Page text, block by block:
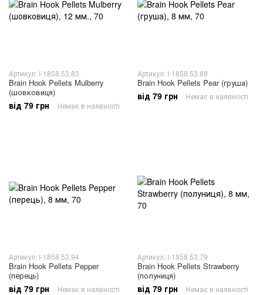
Артикул: I-1858.53.83
Brain Hook Pellets Mulberry
(шовковиця)
від 79 грн Немає в наявності
Артикул: I-1858.53.88
Brain Hook Pellets Pear (груша)
від 79 грн Немає в наявності
Артикул: I-1858.53.94
Brain Hook Pellets Pepper
(перець)
від 79 грн Немає в наявності
Артикул: I-1858.53.79
Brain Hook Pellets Strawberry
(полуниця)
від 79 грн Немає в наявності